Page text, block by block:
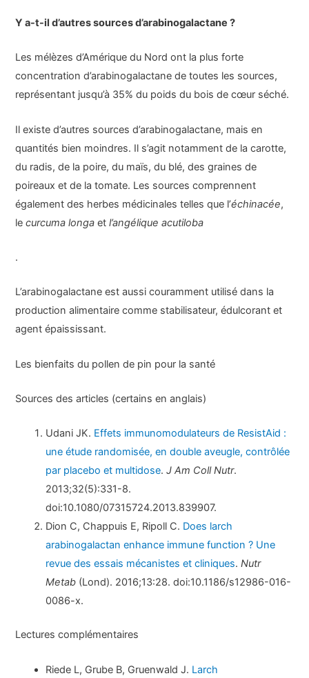
Y a-t-il d’autres sources d’arabinogalactane ?
Les mélèzes d’Amérique du Nord ont la plus forte
concentration d’arabinogalactane de toutes les sources,
représentant jusqu’à 35% du poids du bois de cœur séché.
Il existe d’autres sources d’arabinogalactane, mais en
quantités bien moindres. Il s’agit notamment de la carotte,
du radis, de la poire, du maïs, du blé, des graines de
poireaux et de la tomate. Les sources comprennent
également des herbes médicinales telles que l’échinacée,
lecurcuma longa etl’angélique acutiloba
.
L’arabinogalactane est aussi couramment utilisé dans la
production alimentaire comme stabilisateur, édulcorant et
agent épaississant.
Les bienfaits du pollen de pin pour la santé
Sources des articles (certains en anglais)
Udani JK. Effets immunomodulateurs de ResistAid :
une étude randomisée, en double aveugle, contrôlée
par placebo et multidose.J Am Coll Nutr.
2013;32(5):331-8.
doi:10.1080/07315724.2013.839907.
Dion C, Chappuis E, Ripoll C. Does larch
arabinogalactan enhance immune function ? Une
revue des essais mécanistes et cliniques.Nutr
Metab (Lond). 2016;13:28. doi:10.1186/s12986-016-
0086-x.
Lectures complémentaires
Riede L, Grube B, Gruenwald J. Larch